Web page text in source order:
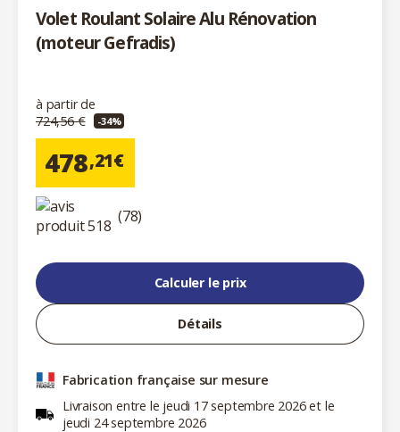
Volet Roulant Solaire Alu Rénovation
(moteur Gefradis)
à partir de
724,56 €
-34%
478,21€
(78)
Calculer le prix
Détails
Fabrication française sur mesure
Livraison entre le jeudi 17 septembre 2026 et le
jeudi 24 septembre 2026